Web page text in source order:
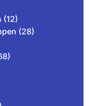
(12)
(28)